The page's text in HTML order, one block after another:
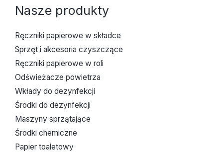
Nasze produkty
Ręczniki papierowe w składce
Sprzęt i akcesoria czyszczące
Ręczniki papierowe w roli
Odświeżacze powietrza
Wkłady do dezynfekcji
Środki do dezynfekcji
Maszyny sprzątające
Środki chemiczne
Papier toaletowy